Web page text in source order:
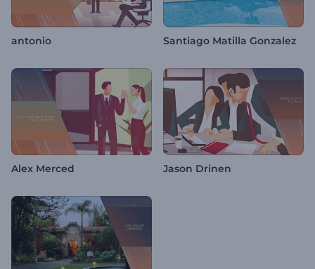
antonio Santiago Matilla Gonzalez
Alex Merced Jason Drinen